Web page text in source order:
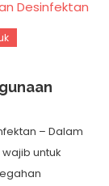
– Dalam
untuk